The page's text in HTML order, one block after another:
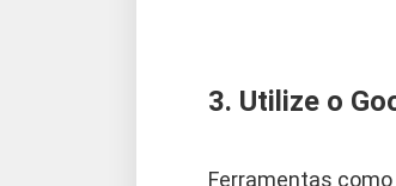
3. Utilize o
Ferramentas como